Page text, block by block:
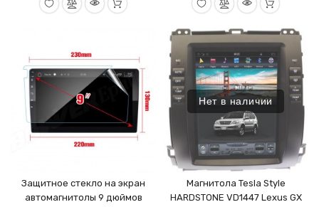
Защитное стекло на экран
автомагнитолы 9 дюймов
Нет в наличии
Магнитола Tesla Style
HARDSTONE VD1447 Lexus GX